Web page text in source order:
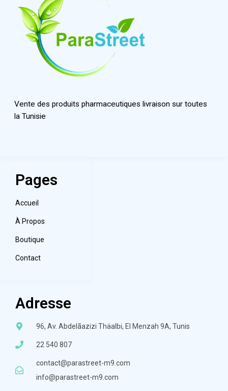
Vente des produits pharmaceutiques livraison sur toutes
la Tunisie
Pages
Accueil
À Propos
Boutique
Contact
Adresse
96, Av. Abdelãazizi Thäalbi, El Menzah 9A, Tunis
22 540 807
contact@parastreet-m9.com
info@parastreet-m9.com